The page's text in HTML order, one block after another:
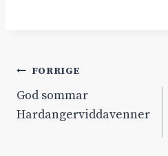
FORRIGE
God sommar
Hardangerviddavenner